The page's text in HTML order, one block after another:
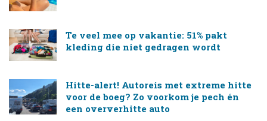
Te veel mee op vakantie: 51% pakt
kleding die niet gedragen wordt
Hitte-alert! Autoreis met extreme hitte
voor de boeg? Zo voorkom je pech én
een oververhitte auto